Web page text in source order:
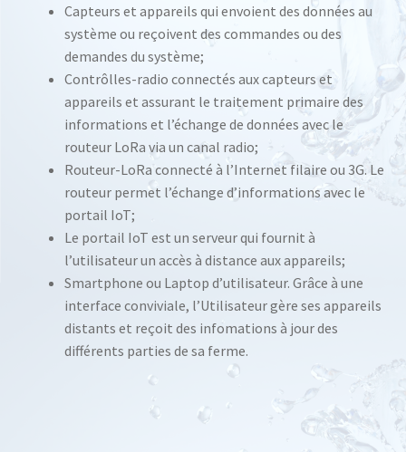
Capteurs et appareils qui envoient des données au
système ou reçoivent des commandes ou des
demandes du système;
Contrôlles-radio connectés aux capteurs et
appareils et assurant le traitement primaire des
informations et l’échange de données avec le
routeur LoRa via un canal radio;
Routeur-LoRa connecté à l’Internet filaire ou 3G. Le
routeur permet l’échange d’informations avec le
portail IoT;
Le portail IoT est un serveur qui fournit à
l’utilisateur un accès à distance aux appareils;
Smartphone ou Laptop d’utilisateur. Grâce à une
interface conviviale, l’Utilisateur gère ses appareils
distants et reçoit des infomations à jour des
différents parties de sa ferme.